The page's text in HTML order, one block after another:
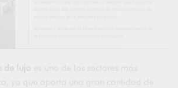
de lujo
es uno de los sectores más
ya que aporta una gran cantidad de